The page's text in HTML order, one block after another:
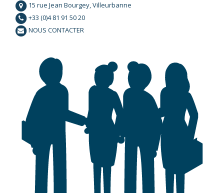
15 rue Jean Bourgey, Villeurbanne
+33 (0)4 81 91 50 20
NOUS CONTACTER